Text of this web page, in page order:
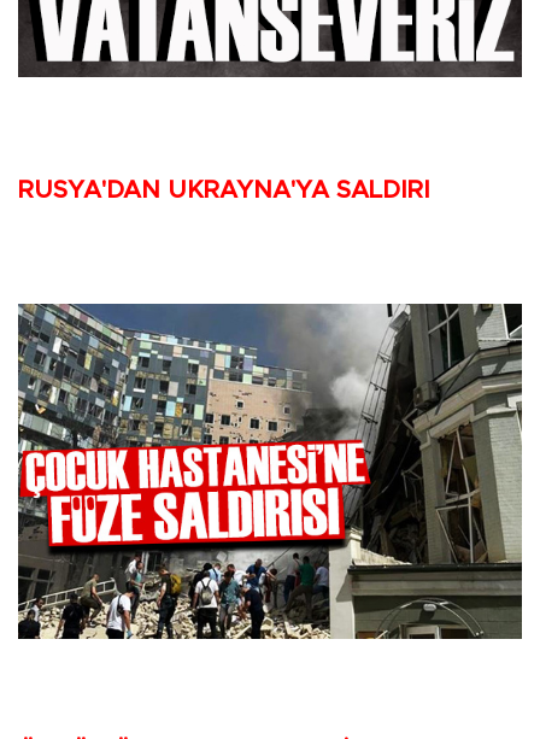
RUSYA'DAN UKRAYNA'YA SALDIRI